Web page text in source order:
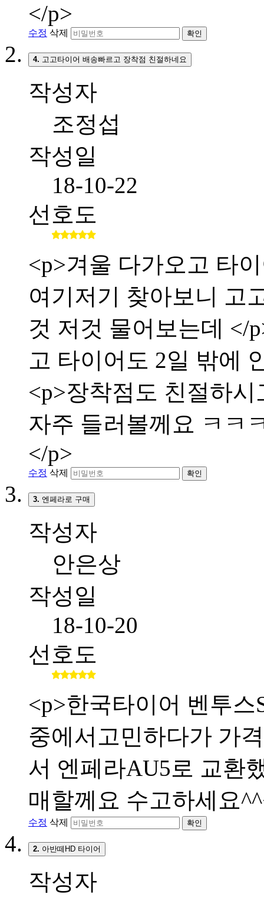
</p>
수정 삭제 확인
4. 고고타이어 배송빠르고 장착점 친절하네요
작성자
조정섭
작성일
18-10-22
선호도
<p>겨울 다가오고 타
여기저기 찾아보니 고
것 저것 물어보는데 </
고 타이어도 2일 밖에
<p>장착점도 친절하
자주 들러볼께요 ㅋㅋ
</p>
수정 삭제 확인
3. 엔페라로 구매
작성자
안은상
작성일
18-10-20
선호도
<p>한국타이어 벤투
중에서고민하다가 가
서 엔페라AU5로 교환
매할께요 수고하세요
수정 삭제 확인
2. 아반떼HD 타이어
작성자